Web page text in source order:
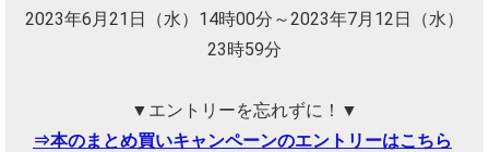
2023年6月21日（水）14時00分～2023年7月12日（水）
23時59分
▼エントリーを忘れずに！▼
⇒本のまとめ買いキャンペーンのエントリーはこちら